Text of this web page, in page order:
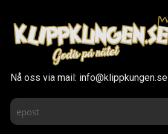
Nå oss via mail: info@klippkungen.se